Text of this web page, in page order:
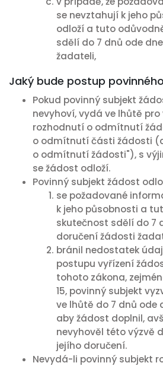
se nevztahují k jeho
odloží a tuto
sdělí do 7 dnů ode
žadateli,
Jaký bude postup
Pokud povinný subjekt
nevyhoví, vydá ve lhůtě
rozhodnutí o odmítnutí
o odmítnutí části žádosti
o odmítnutí žádosti"), s
se žádost odloží.
Povinný subjekt žádost
se požadované
k jeho působnosti a
skutečnost sdělí do 7
doručení žádosti
bránil nedostatek
postupu vyřízení
tohoto zákona,
15, povinný subjekt
ve lhůtě do 7 dnů ode
aby žádost doplnil,
nevyhověl této výzvě
jejího doručení.
Nevydá-li povinný subjekt